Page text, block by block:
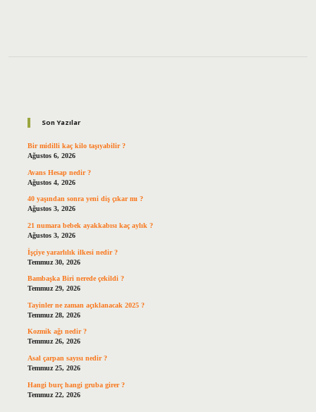
Son Yazılar
Bir midilli kaç kilo taşıyabilir ?
Ağustos 6, 2026
Avans Hesap nedir ?
Ağustos 4, 2026
40 yaşından sonra yeni diş çıkar mı ?
Ağustos 3, 2026
21 numara bebek ayakkabısı kaç aylık ?
Ağustos 3, 2026
İşçiye yararlılık ilkesi nedir ?
Temmuz 30, 2026
Bambaşka Biri nerede çekildi ?
Temmuz 29, 2026
Tayinler ne zaman açıklanacak 2025 ?
Temmuz 28, 2026
Kozmik ağı nedir ?
Temmuz 26, 2026
Asal çarpan sayısı nedir ?
Temmuz 25, 2026
Hangi burç hangi gruba girer ?
Temmuz 22, 2026